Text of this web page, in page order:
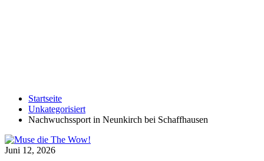
Startseite
Unkategorisiert
Nachwuchssport in Neunkirch bei Schaffhausen
Juni 12, 2026